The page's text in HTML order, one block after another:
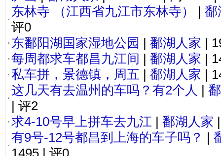
东林寺 （江西省九江市东林寺）
| 鄱
评0
东鄱阳湖国家湿地公园 | 鄱湖人家 |
每周都求车都昌九江间 | 鄱湖人家 |
私车拼，景德镇，周五 | 鄱湖人家 |
这几天有去温州的车吗？有2个人 |
| 评2
求4-10号早上拼车去九江 | 鄱湖人家
有9号-12号都昌到上海的车子吗？ |
1495 | 评0